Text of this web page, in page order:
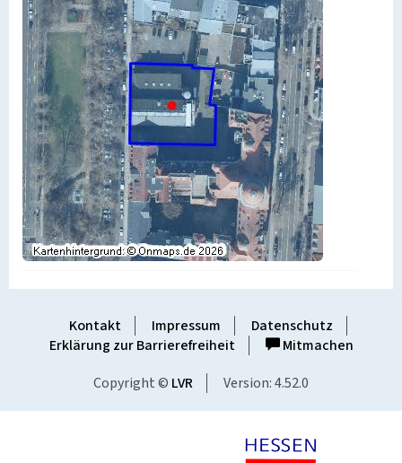
Kontakt Impressum
Datenschutz
Erklärung zur Barrierefreiheit
Mitmachen
Copyright © LVR Version: 4.52.0